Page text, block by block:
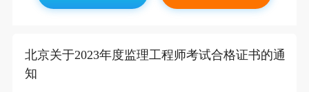
北京关于2023年度监理工程师考试合格证书的通
知